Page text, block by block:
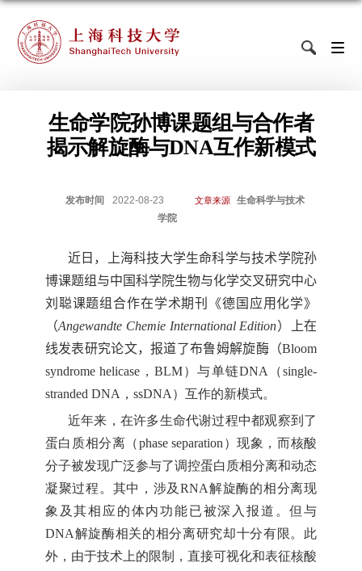
生命学院孙博课题组与合作者
揭示解旋酶与DNA互作新模式
发布时间 2022-08-23 文章来源
生命科学与技术
学院
近日，上海科技大学生命科学与技术学院孙
博课题组与中国科学院生物与化学交叉研究中心
刘聪课题组合作在学术期刊《德国应用化学》
（Angewandte Chemie International Edition）
上在
线发表研究论文，报道了布鲁姆解旋酶（Bloom
syndrome helicase ，BLM）与单链DNA （single-
stranded DNA ， ssDNA ）互作的新模式。
近年来，在许多生命代谢过程中都观察到了
蛋白质相分离（phase separation ）现象，而核酸
分子被发现广泛参与了调控蛋白质相分离和动态
凝聚过程。其中，涉及RNA解旋酶的相分离现
象及其相应的体内功能已被深入报道。但与
DNA解旋酶相关的相分离研究却十分有限。此
外，由于技术上的限制，直接可视化和表征核酸